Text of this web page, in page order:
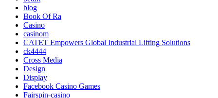
blog
Book Of Ra
Casino
casinom
CATET Empowers Global Industrial Lifting Solutions
ck4444
Cross Media
Design
Display
Facebook Casino Games
Fairspin-casino